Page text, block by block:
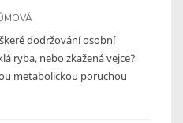
dodržování osobní
ryba, nebo zkažená vejce?
metabolickou poruchou